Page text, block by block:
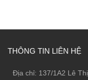
THÔNG TIN LIÊN HỆ
Địa chỉ: 137/1A2 Lê